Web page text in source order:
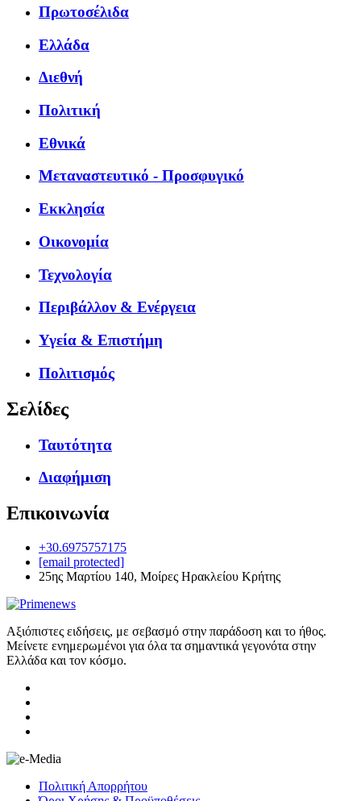
Πρωτοσέλιδα
Ελλάδα
Διεθνή
Πολιτική
Εθνικά
Μεταναστευτικό - Προσφυγικό
Εκκλησία
Οικονομία
Τεχνολογία
Περιβάλλον & Ενέργεια
Υγεία & Επιστήμη
Πολιτισμός
Σελίδες
Ταυτότητα
Διαφήμιση
Επικοινωνία
+30.6975757175
[email protected]
25ης Μαρτίου 140, Μοίρες Ηρακλείου Κρήτης
Αξιόπιστες ειδήσεις, με σεβασμό στην παράδοση και το ήθος.
Μείνετε ενημερωμένοι για όλα τα σημαντικά γεγονότα στην
Ελλάδα και τον κόσμο.
Πολιτική Απορρήτου